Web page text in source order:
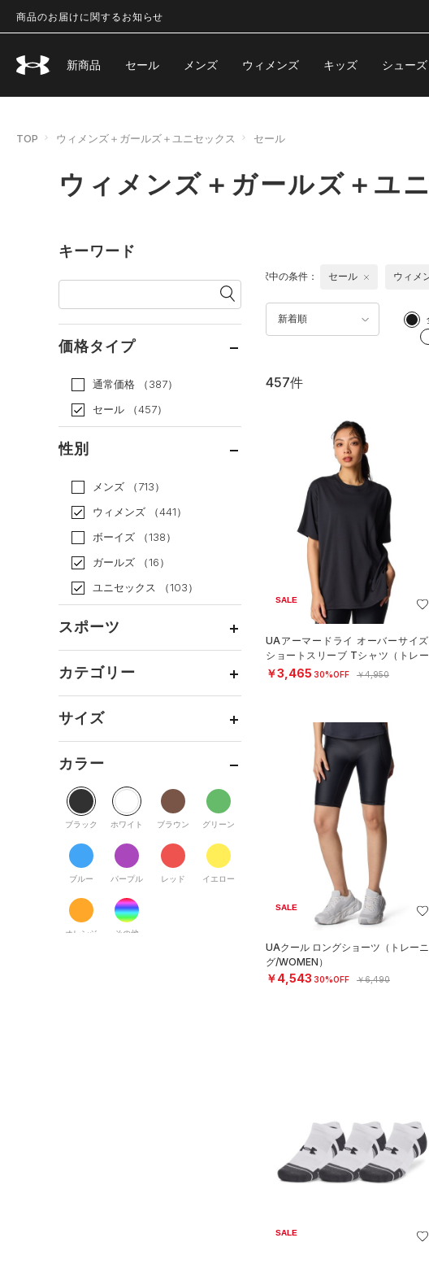
商品のお届けに関するお知らせ
新商品 セール メンズ ウィメンズ キッズ シューズ
TOP ウィメンズ＋ガールズ＋ユニセックス セール
ウィメンズ＋ガールズ＋ユ
キーワード
価格タイプ
通常価格
（387）
セール
（457）
性別
メンズ
（713）
ウィメンズ
（441）
ボーイズ
（138）
ガールズ
（16）
ユニセックス
（103）
スポーツ
ベースボール
ゴルフ
トレーニング （164）
ランニング
スポーツスタイル （81）
アメリカンフットボール
サッカー
（0）
リカバリー
（1）
その他 （0）
カテゴリー
トップス
すべてのトップス
ベースレイヤー
Tシャツ （28）
タンクトップ （9）
ポロシャツ （26）
ロングTシャツ （13）
パーカー&トレーナー
ジャケット
すべてのボトムス
レギンス&タイツ （23）
ショートパンツ （13）
パンツ(ロングパンツ) （20）
スウェット＆フリース
アンダーウェア
スカート
アクセサリー
すべてのアクセサリー
バックパック （6）
（6）
サックパック （0）
ウェストバッグ
すべてのシューズ
スパイク （0）
（24）
サイズ
カテゴリーを選択してください。
カラー
ブラック ホワイト ブラウン グリーン
ブルー パープル レッド イエロー
オレンジ その他
新着順
選択中の条件： セール ウィメ
457件
SALE
UAアーマードライ オーバーサイ
ショートスリーブ Tシャツ（トレー
ング/WOMEN）
￥3,465 30%OFF ￥4,950
SALE
UAクール ロングショーツ（トレー
グ/WOMEN）
￥4,543 30%OFF ￥6,490
SALE